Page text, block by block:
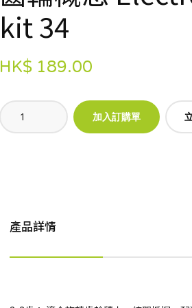
kit 34
HK$ 189.00
產品詳情